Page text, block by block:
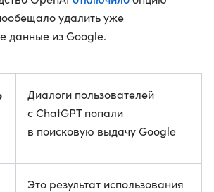
удалить уже
данные из Google.
Диалоги пользователей
с ChatGPT попали
в поисковую выдачу Google
Это результат использования